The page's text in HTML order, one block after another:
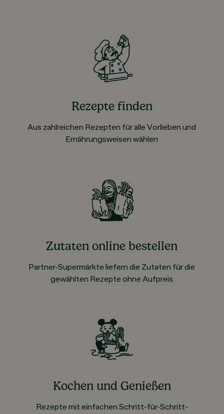
Rezepte finden
Aus zahlreichen Rezepten für alle Vorlieben und
Ernährungsweisen wählen
Zutaten online bestellen
Partner-Supermärkte liefern die Zutaten für die
gewählten Rezepte ohne Aufpreis
Kochen und Genießen
Rezepte mit einfachen Schritt-für-Schritt-